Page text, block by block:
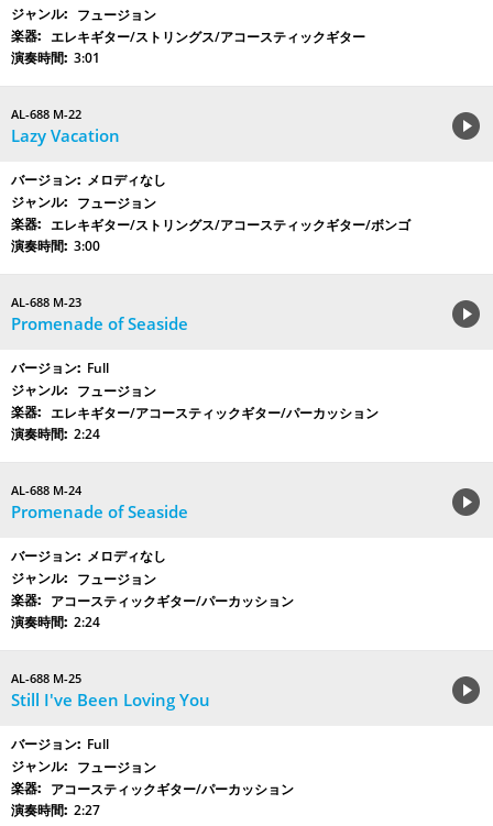
フュージョン
エレキギター/ストリングス/アコースティックギター
3:01
AL-688 M-22
Lazy Vacation
メロディなし
フュージョン
エレキギター/ストリングス/アコースティックギター/ボンゴ
3:00
AL-688 M-23
Promenade of Seaside
Full
フュージョン
エレキギター/アコースティックギター/パーカッション
2:24
AL-688 M-24
Promenade of Seaside
メロディなし
フュージョン
アコースティックギター/パーカッション
2:24
AL-688 M-25
Still I've Been Loving You
Full
フュージョン
アコースティックギター/パーカッション
2:27